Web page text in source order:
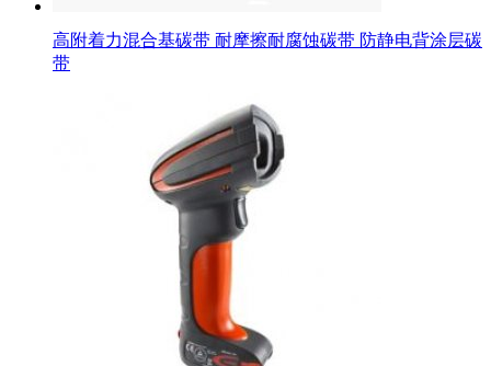
高附着力混合基碳带 耐摩擦耐腐蚀碳带 防静电背涂层碳
带